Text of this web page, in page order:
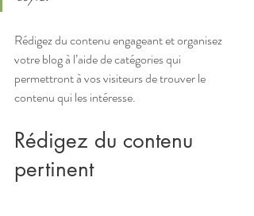
Rédigez du contenu engageant et organisez
votre blog à l’aide de catégories qui
permettront à vos visiteurs de trouver le
contenu qui les intéresse.
Rédigez du contenu
pertinent